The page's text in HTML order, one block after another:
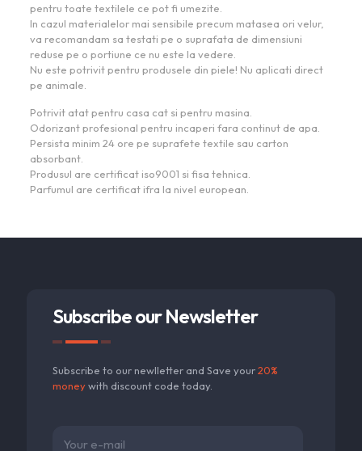
pentru toate textilele ce pot fi umezite.
In cazul materialelor mai sensibile precum matasea ori velur,
va recomandam sa testati pe o suprafata de dimensiuni
reduse pe o portiune ce nu este la vedere.
Nu este potrivit pentru produsele din piele! Nu aplicati direct
pe animale.
Potrivit atat pentru casa cat si pentru masina.
Odorizant profesional pentru incaperi fara continut de apa.
Persista minim 24 ore pe suprafete textile sau carton
absorbant.
Produsul are certificat iso9001 si fisa tehnica.
Parfumul are certificat ifra la nivel european.
Subscribe our Newsletter
Subscribe to our newlletter and Save your20%
moneywith discount code today.